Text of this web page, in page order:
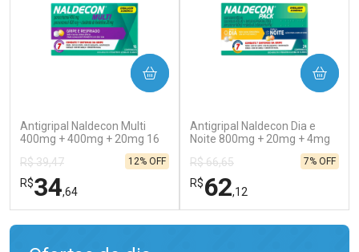
Antigripal Naldecon Multi
400mg + 400mg + 20mg 16
R$ 39,47
R$34,64
12% OFF
COMPRAR
Antigripal Naldecon Dia e
Noite 800mg + 20mg + 4mg
R$ 66,65
R$62,12
7% OFF
COMPRAR